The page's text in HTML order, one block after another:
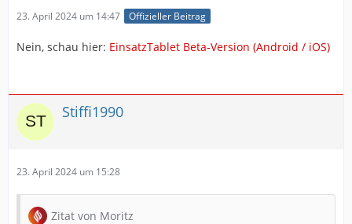
23. April 2024 um 14:47 Offizieller Beitrag
Nein, schau hier: EinsatzTablet Beta-Version (Android / iOS)
Stiffi1990
23. April 2024 um 15:28
Zitat von Moritz